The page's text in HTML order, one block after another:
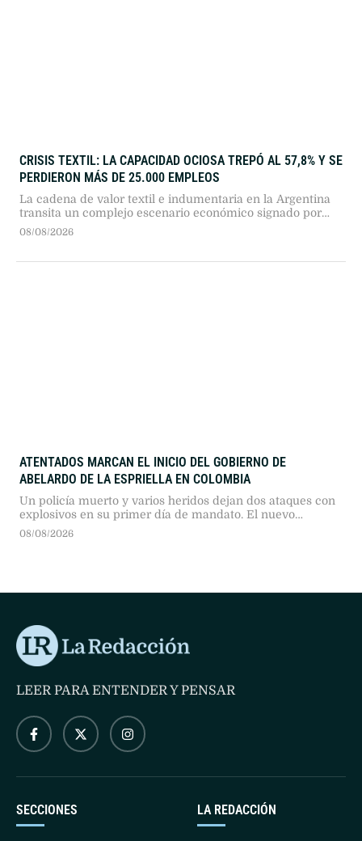
CRISIS TEXTIL: LA CAPACIDAD OCIOSA TREPÓ AL 57,8% Y SE
PERDIERON MÁS DE 25.000 EMPLEOS
La cadena de valor textil e indumentaria en la Argentina
transita un complejo escenario económico signado por
más de dos años consecutivos de caída en su actividad.
Según el reporte de coyuntura publicado por la Fundación
08/08/2026
ATENTADOS MARCAN EL INICIO DEL GOBIERNO DE
ABELARDO DE LA ESPRIELLA EN COLOMBIA
Un policía muerto y varios heridos dejan dos ataques con
explosivos en su primer día de mandato. El nuevo
presidente prometió mano dura contra el narcoterrorismo
y el fin de los diálogos de paz.
08/08/2026
LA REDACCIÓN
SECCIONES
LEER PARA ENTENDER Y PENSAR